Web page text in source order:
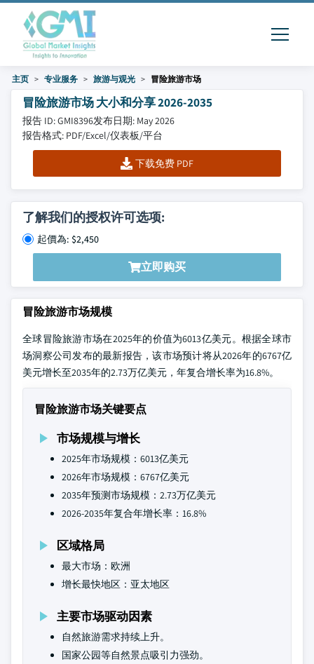
主页 专业服务 旅游与观光 冒险旅游市场
冒险旅游市场 大小和分享 2026-2035
报告 ID: GMI8396发布日期: May 2026
报告格式: PDF/Excel/仪表板/平台
下载免费 PDF
了解我们的授权许可选项:
起價為: $2,450
立即购买
冒险旅游市场规模
全球冒险旅游市场在2025年的价值为6013亿美元。根据全球市
场洞察公司发布的最新报告，该市场预计将从2026年的6767亿
美元增长至2035年的2.73万亿美元，年复合增长率为16.8%。
冒险旅游市场关键要点
市场规模与增长
2025年市场规模：6013亿美元
2026年市场规模：6767亿美元
2035年预测市场规模：2.73万亿美元
2026-2035年复合年增长率：16.8%
区域格局
最大市场：欧洲
增长最快地区：亚太地区
主要市场驱动因素
自然旅游需求持续上升。
国家公园等自然景点吸引力强劲。